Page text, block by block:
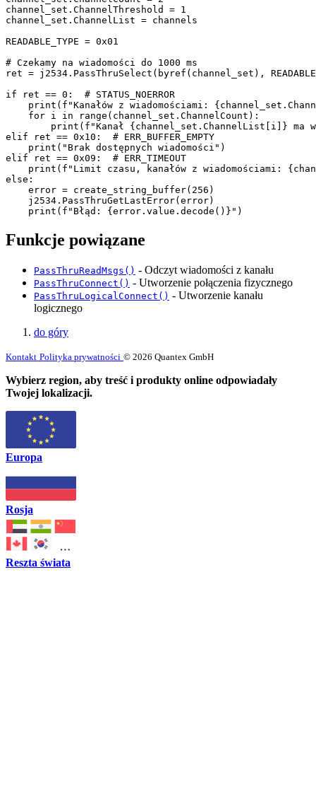
channel_set.ChannelThreshold = 1
channel_set.ChannelList = channels
READABLE_TYPE = 0x01
# Czekamy na wiadomości do 1000 ms
ret = j2534.PassThruSelect(byref(channel_set),
if ret == 0:  # STATUS_NOERROR
print(f"Kanałów z wiadomościami:
    for i in range(channel_set.ChannelCount):
print(f"Kanał {channel_set.ChannelList[i]} ma
elif ret == 0x10:  # ERR_BUFFER_EMPTY
    print("Brak dostępnych wiadomości")
elif ret == 0x09:  # ERR_TIMEOUT
print(f"Limit czasu, kanałów z wiadomościami:
else:
    error = create_string_buffer(256)
    j2534.PassThruGetLastError(error)
    print(f"Błąd: {error.value.decode()}")
Funkcje powiązane
PassThruReadMsgs() - Odczyt wiadomości z kanału
PassThruConnect() - Utworzenie połączenia fizycznego
PassThruLogicalConnect() - Utworzenie kanału
logicznego
do góry
Kontakt Polityka prywatności © 2026 Quantex GmbH
Wybierz region, aby treść i produkty online odpowiadały
Twojej lokalizacji.
Europa
Rosja
Reszta świata